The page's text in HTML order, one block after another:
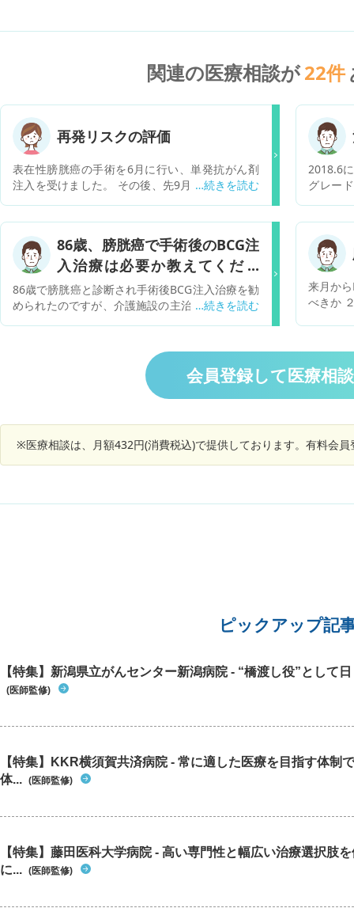
関連の医療相談が22件
再発リスクの評価
表在性膀胱癌の手術を6月に行い、単発抗がん剤
注入を受けました。 その後、先9月の膀胱鏡検査
と高く、一度再発すると2度目は70%、3度目8
0%、とさらに上がるそうです。 よって近場の泌
尿器科のクリニックでがん細胞診の尿検査を毎月
ます。 しかし、その確率の高さを考えると憂鬱で
す。先手を打ち再発リスクを下げる方法はないの
でしょうか？ また、よしんば再発が免れたとして
いけないのか？見通しが欲しいです。
2018.6
グレー
入せず
又同病
んを診
ん剤の
剤は注
た際、
注入し
あれば
86歳、膀胱癌で手術後のBCG注
入治療は必要か教えてくださ
い。
86歳で膀胱癌と診断され手術後BCG注入治療を勧
められたのですが、介護施設の主治医に副作用が
となりました。3月3日に手術をしましたのでまた
1ヶ月後に治療を勧められると思います。癌は再
発、転移するので治療が絶対必要だとおっしゃる
先生と、高齢で進行がゆっくりなのに副作用が大
択すれば良いのか悩んでおります。良きアドバイ
スをどうぞよろしくお願い致します。
来月か
べきか
会員登録して医療相
※医療相談は、月額432円(消費税込)で提供しております。有料会
ピックアップ記
【特集】新潟県立がんセンター新潟病院 - “橋渡し役”として
(医師監修)
【特集】KKR横須賀共済病院 - 常に適した医療を目指す体制
体... (医師監修)
【特集】藤田医科大学病院 - 高い専門性と幅広い治療選択肢
に... (医師監修)